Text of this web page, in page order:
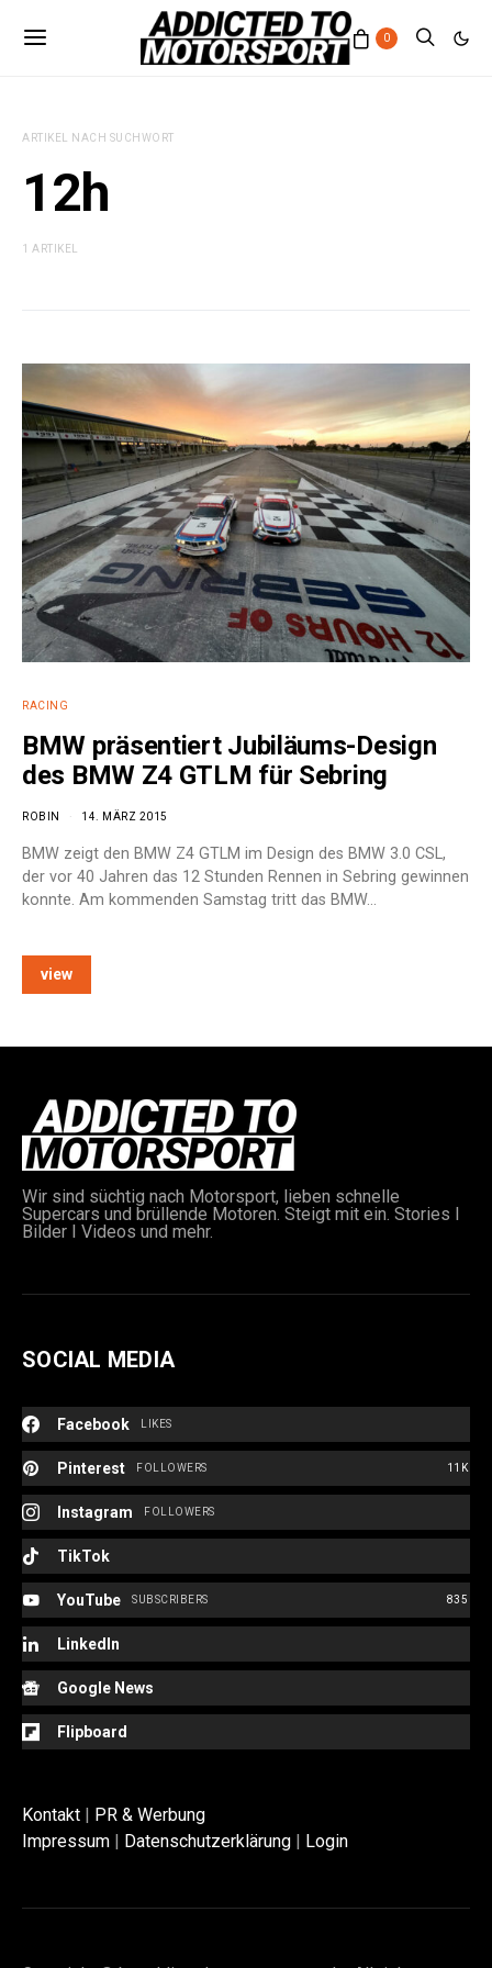
0
ARTIKEL NACH SUCHWORT
12h
1 ARTIKEL
RACING
BMW präsentiert Jubiläums-Design
des BMW Z4 GTLM für Sebring
ROBIN 14. MÄRZ 2015
BMW zeigt den BMW Z4 GTLM im Design des BMW 3.0 CSL,
der vor 40 Jahren das 12 Stunden Rennen in Sebring gewinnen
konnte. Am kommenden Samstag tritt das BMW…
view
Wir sind süchtig nach Motorsport, lieben schnelle
Supercars und brüllende Motoren. Steigt mit ein. Stories I
Bilder I Videos und mehr.
SOCIAL MEDIA
Facebook LIKES
Pinterest 11K
FOLLOWERS
Instagram FOLLOWERS
TikTok
YouTube 835
SUBSCRIBERS
LinkedIn
Google News
Flipboard
Kontakt | PR & Werbung
Impressum | Datenschutzerklärung | Login